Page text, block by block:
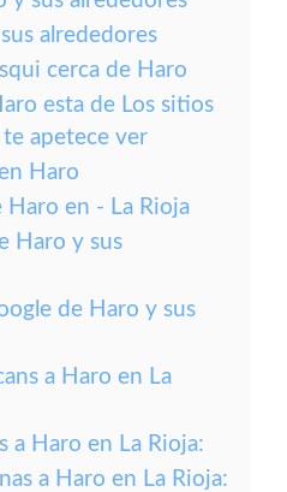
alrededores
cerca de Haro
esta de Los sitios
apetece ver
Haro
Haro en - La Rioja
Haro y sus
de Haro y sus
a Haro en La
a Haro en La Rioja:
a Haro en La Rioja: